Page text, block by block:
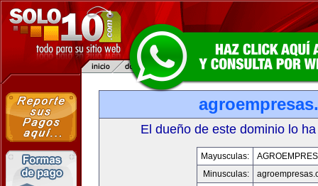
El dueño de este dominio lo
Mayusculas:
Minusculas: